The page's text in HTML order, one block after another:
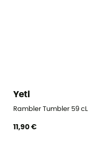
Yeti
Rambler Tumbler 59
11,90 €